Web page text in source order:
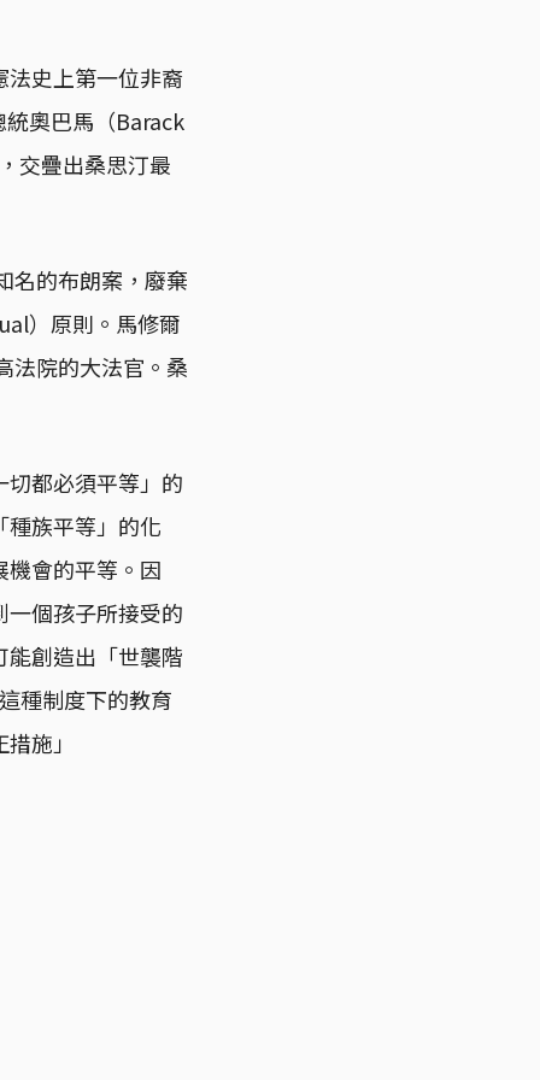
史上第一位非裔
奧巴馬（Barack
交疊出桑思汀最
名的布朗案，廢棄
）原則。馬修爾
法院的大法官。桑
都必須平等」的
族平等」的化
會的平等。因
個孩子所接受的
創造出「世襲階
種制度下的教育
施」